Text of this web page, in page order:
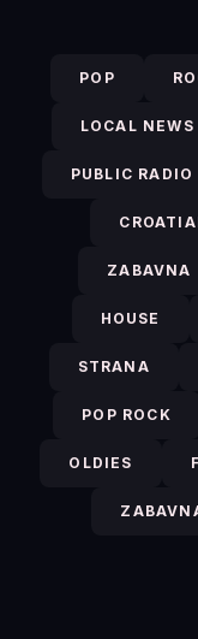
POP
LOCAL NEWS
PUBLIC RADIO
ZABAVNA
HOUSE
STRANA
POP ROCK
OLDIES